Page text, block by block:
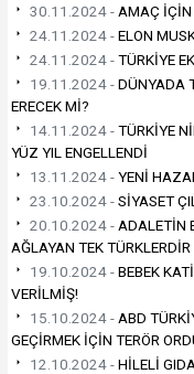
30.11.2024 - AMAÇ İÇİN
24.11.2024 -ELON
24.11.2024 -TÜRKİYE
19.11.2024 -DÜNYADA
ERECEK Mİ?
14.11.2024 -TÜRKİYE
YÜZ YIL ENGELLENDİ
13.11.2024 -YENİ
23.10.2024 -SİYASET
20.10.2024 - ADALETİN
AĞLAYAN TEK TÜRKLERDİR
19.10.2024 -BEBEK
VERİLMİŞ!
15.10.2024 - ABD
GEÇİRMEK İÇİN TERÖR
12.10.2024 -HİLELİ GIDA